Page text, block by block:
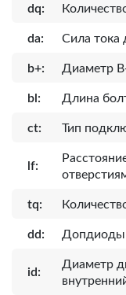
dq:
da: Сила тока
b+: Диаметр
bl: Длина
ct: Тип
lf:
tq:
dd: Допдиоды
id:
Диаметр